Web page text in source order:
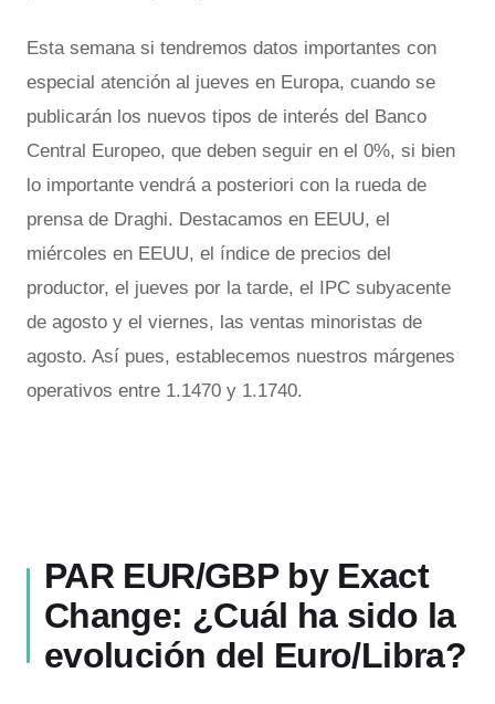
Esta semana si tendremos datos importantes con
especial atención al jueves en Europa, cuando se
publicarán los nuevos tipos de interés del Banco
Central Europeo, que deben seguir en el 0%, si bien
lo importante vendrá a posteriori con la rueda de
prensa de Draghi. Destacamos en EEUU, el
miércoles en EEUU, el índice de precios del
productor, el jueves por la tarde, el IPC subyacente
de agosto y el viernes, las ventas minoristas de
agosto. Así pues, establecemos nuestros márgenes
operativos entre 1.1470 y 1.1740.
PAR EUR/GBP by Exact
Change: ¿Cuál ha sido la
evolución del Euro/Libra?